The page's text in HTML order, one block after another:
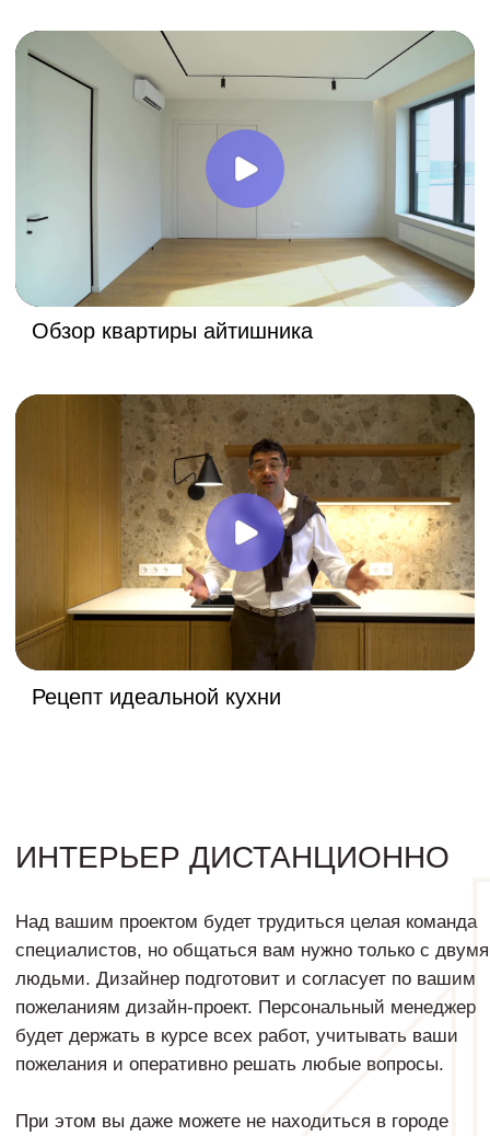
Офис в Москве / м. Павелецкая
Офис в Уфе / БЦ «Вафа»,
Коммунистическая 116
Мы — сервис по созданию интерьеров.
квартиру, не потратив ни единой нервной
+7 (347) 200-92-84